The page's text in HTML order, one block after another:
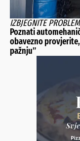
IZBJEGNITE
Poznati
obavezno
pažnju”